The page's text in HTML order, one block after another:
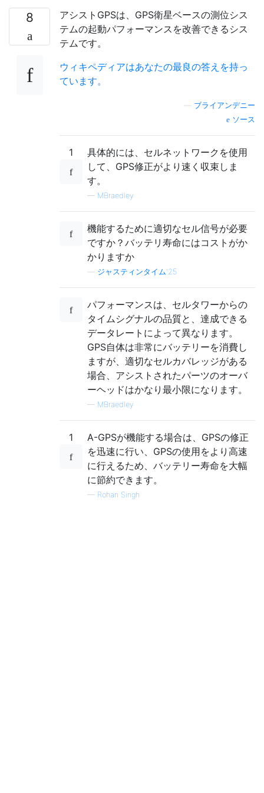
8
アシストGPSは、GPS衛星ベースの測位シス
テムの起動パフォーマンスを改善できるシス
テムです。
ウィキペディアはあなたの最良の答えを持っ
ています。
ブライアンデニー
ソース
1
具体的には、セルネットワークを使用
して、GPS修正がより速く収束しま
す。
— MBraedley
機能するために適切なセル信号が必要
ですか？バッテリ寿命にはコストがか
かりますか
ジャスティンタイム'25
パフォーマンスは、セルタワーからの
タイムシグナルの品質と、達成できる
データレートによって異なります。
GPS自体は非常にバッテリーを消費し
ますが、適切なセルカバレッジがある
場合、アシストされたパーツのオーバ
ーヘッドはかなり最小限になります。
— MBraedley
1
A-GPSが機能する場合は、GPSの修正
を迅速に行い、GPSの使用をより高速
に行えるため、バッテリー寿命を大幅
に節約できます。
— Rohan Singh